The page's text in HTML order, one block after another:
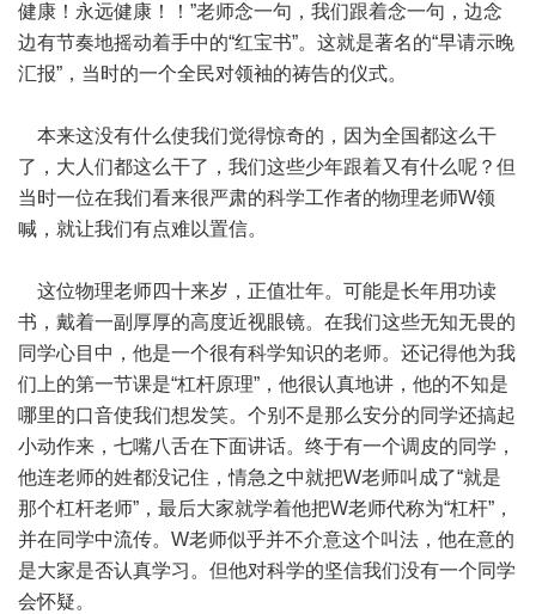
健康！永远健康！！”老师念一句，我们跟着念一句，边念
边有节奏地摇动着手中的“红宝书”。这就是著名的“早请示晚
汇报”，当时的一个全民对领袖的祷告的仪式。
本来这没有什么使我们觉得惊奇的，因为全国都这么干
了，大人们都这么干了，我们这些少年跟着又有什么呢？但
当时一位在我们看来很严肃的科学工作者的物理老师W领
喊，就让我们有点难以置信。
这位物理老师四十来岁，正值壮年。可能是长年用功读
书，戴着一副厚厚的高度近视眼镜。在我们这些无知无畏的
同学心目中，他是一个很有科学知识的老师。还记得他为我
们上的第一节课是“杠杆原理”，他很认真地讲，他的不知是
哪里的口音使我们想发笑。个别不是那么安分的同学还搞起
小动作来，七嘴八舌在下面讲话。终于有一个调皮的同学，
他连老师的姓都没记住，情急之中就把W老师叫成了“就是
那个杠杆老师”，最后大家就学着他把W老师代称为“杠杆”，
并在同学中流传。W老师似乎并不介意这个叫法，他在意的
是大家是否认真学习。但他对科学的坚信我们没有一个同学
会怀疑。